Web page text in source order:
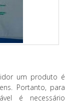
um produto é
Portanto, para
é necessário